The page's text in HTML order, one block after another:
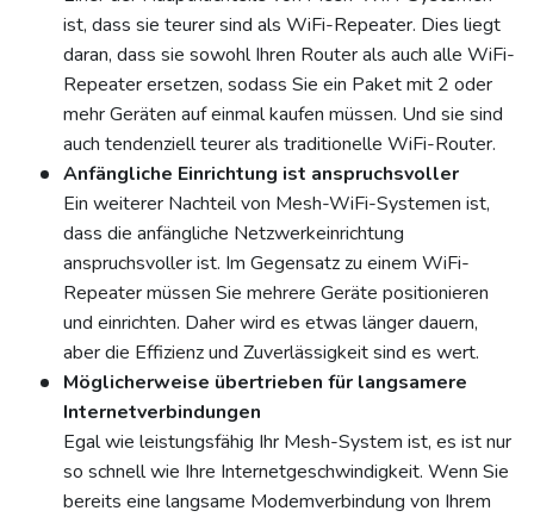
ist, dass sie teurer sind als WiFi-Repeater. Dies liegt
daran, dass sie sowohl Ihren Router als auch alle WiFi-
Repeater ersetzen, sodass Sie ein Paket mit 2 oder
mehr Geräten auf einmal kaufen müssen. Und sie sind
auch tendenziell teurer als traditionelle WiFi-Router.
Anfängliche Einrichtung ist anspruchsvoller
Ein weiterer Nachteil von Mesh-WiFi-Systemen ist,
dass die anfängliche Netzwerkeinrichtung
anspruchsvoller ist. Im Gegensatz zu einem WiFi-
Repeater müssen Sie mehrere Geräte positionieren
und einrichten. Daher wird es etwas länger dauern,
aber die Effizienz und Zuverlässigkeit sind es wert.
Möglicherweise übertrieben für langsamere
Internetverbindungen
Egal wie leistungsfähig Ihr Mesh-System ist, es ist nur
so schnell wie Ihre Internetgeschwindigkeit. Wenn Sie
bereits eine langsame Modemverbindung von Ihrem